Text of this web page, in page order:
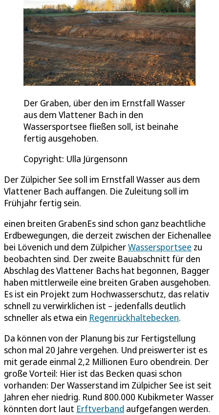
Der Graben, über den im Ernstfall Wasser
aus dem Vlattener Bach in den
Wassersportsee fließen soll, ist beinahe
fertig ausgehoben.
Copyright: Ulla Jürgensonn
Der Zülpicher See soll im Ernstfall Wasser aus dem
Vlattener Bach auffangen. Die Zuleitung soll im
Frühjahr fertig sein.
einen breiten GrabenEs sind schon ganz beachtliche
Erdbewegungen, die derzeit zwischen der Eichenallee
bei Lövenich und dem ZülpicherWassersportsee zu
beobachten sind. Der zweite Bauabschnitt für den
Abschlag des Vlattener Bachs hat begonnen, Bagger
haben mittlerweile eine breiten Graben ausgehoben.
Es ist ein Projekt zum Hochwasserschutz, das relativ
schnell zu verwirklichen ist – jedenfalls deutlich
schneller als etwa ein Regenrückhaltebecken.
Da können von der Planung bis zur Fertigstellung
schon mal 20 Jahre vergehen. Und preiswerter ist es
mit gerade einmal 2,2 Millionen Euro obendrein. Der
große Vorteil: Hier ist das Becken quasi schon
vorhanden: Der Wasserstand im Zülpicher See ist seit
Jahren eher niedrig. Rund 800.000 Kubikmeter Wasser
könnten dort laut Erftverband aufgefangen werden.